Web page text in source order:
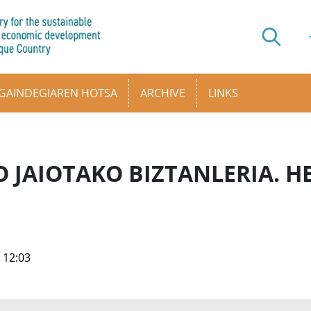
HOTSA ARCHIVE LINKS
JAIOTAKO BIZTANLERIA.